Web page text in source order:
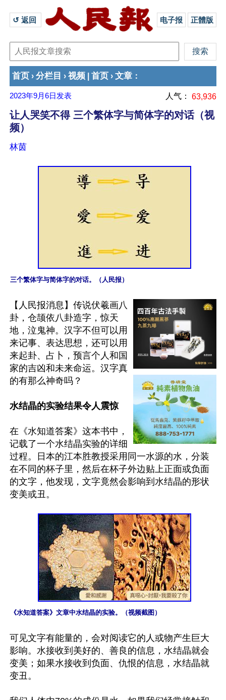
↺ 返回 电子报 正體版
首页 › 分栏目 › 视频 首页 › 文章 ：
2023年9月6日 发表 人气： 63,936
让人哭笑不得 三个繁体字与简体字的对话（视
频）
林茵
三个繁体字与简体字的对话。（人民报）
【人民报消息】传说伏羲画八
卦，仓颉依八卦造字，惊天
地，泣鬼神。汉字不但可以用
来记事、表达思想，还可以用
来起卦、占卜，预言个人和国
家的吉凶和未来命运。汉字真
的有那么神奇吗？
水结晶的实验结果令人震惊
在《水知道答案》这本书中，
记载了一个水结晶实验的详细
过程。日本的江本胜教授采用同一水源的水，分装
在不同的杯子里，然后在杯子外边贴上正面或负面
的文字，他发现，文字竟然会影响到水结晶的形状
变美或丑。
《水知道答案》文章中水结晶的实验。（视频截图）
可见文字有能量的，会对阅读它的人或物产生巨大
影响。水接收到美好的、善良的信息，水结晶就会
变美；如果水接收到负面、仇恨的信息，水结晶就
变丑。